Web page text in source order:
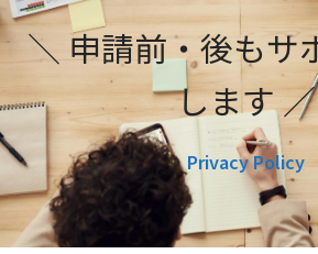
＼ 申請前・後もサ
します ／
Privacy Policy